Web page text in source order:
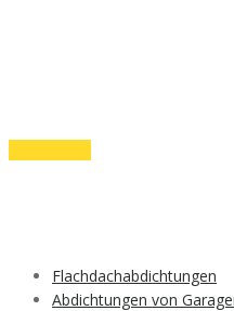
Flachdachabdichtungen
Abdichtungen von